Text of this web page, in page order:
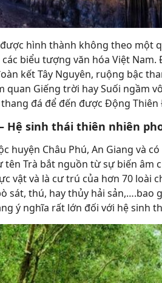
được hình thành không theo một
biểu tượng văn hóa Việt
kết Tây Nguyên, ruộng bậc
quan Giếng trời hay Suối ngầm
đá để đến được Động
Hệ sinh thái thiên nhiên
huyện Châu Phú, An Giang và
Trà bắt nguồn từ sự biến âm
vật và là cư trú của hơn 70 loài
sát, thú, hay thủy hải sản,….bao
ý nghĩa rất lớn đối với hệ sinh